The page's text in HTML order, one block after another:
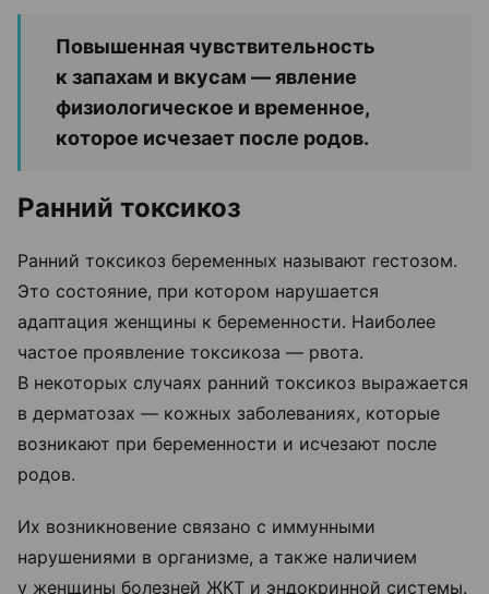
Повышенная чувствительность
к запахам и вкусам — явление
физиологическое и временное,
которое исчезает после родов.
Ранний токсикоз
Ранний токсикоз беременных называют гестозом.
Это состояние, при котором нарушается
адаптация женщины к беременности. Наиболее
частое проявление токсикоза — рвота.
В некоторых случаях ранний токсикоз выражается
в дерматозах — кожных заболеваниях, которые
возникают при беременности и исчезают после
родов.
Их возникновение связано с иммунными
нарушениями в организме, а также наличием
у женщины болезней ЖКТ и эндокринной системы.